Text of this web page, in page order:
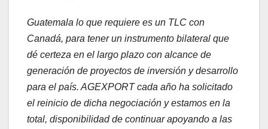
Guatemala lo que requiere es un TLC con
Canadá, para tener un instrumento bilateral que
dé certeza en el largo plazo con alcance de
generación de proyectos de inversión y desarrollo
para el país. AGEXPORT cada año ha solicitado
el reinicio de dicha negociación y estamos en la
total, disponibilidad de continuar apoyando a las